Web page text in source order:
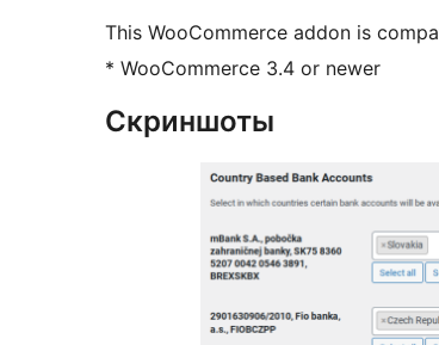
This WooCommerce addon is
* WooCommerce 3.4 or newer
Скриншоты